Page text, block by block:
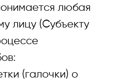
телефонам, я даю свое
любая
лицу (Субъекту
(галочки) о